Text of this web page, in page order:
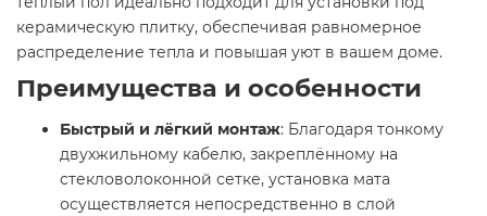
керамическую плитку, обеспечивая равномерное
распределение тепла и повышая уют в вашем доме.​
Преимущества и особенности
Быстрый и лёгкий монтаж: Благодаря тонкому
двухжильному кабелю, закреплённому на
стекловолоконной сетке, установка мата
осуществляется непосредственно в слой